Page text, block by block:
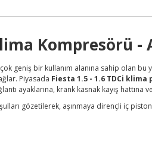
Kompresörü -
geniş bir kullanım alanına sahip olan bu
Piyasada Fiesta 1.5 - 1.6 TDCi klima
ayaklarına, krank kasnak kayış
gözetilerek, aşınmaya dirençli iç